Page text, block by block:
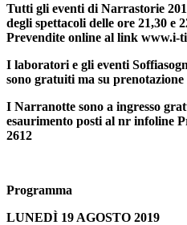
Tutti gli eventi di Narrastorie
degli spettacoli delle ore 21,30 e
Prevendite online al link www.i-
I laboratori e gli eventi
sono gratuiti ma su prenotazione
I Narranotte sono a ingresso
esaurimento posti al nr infoline
2612
Programma
LUNEDÌ 19 AGOSTO 2019